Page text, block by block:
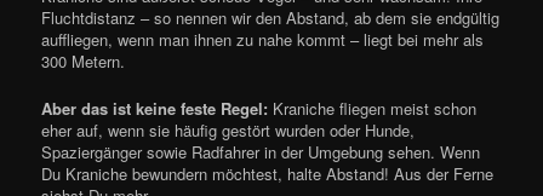
Fluchtdistanz – so nennen wir den Abstand, ab dem sie endgültig
auffliegen, wenn man ihnen zu nahe kommt – liegt bei mehr als
300 Metern.
Aber das ist keine feste Regel: Kraniche fliegen meist schon
eher auf, wenn sie häufig gestört wurden oder Hunde,
Spaziergänger sowie Radfahrer in der Umgebung sehen. Wenn
Du Kraniche bewundern möchtest, halte Abstand! Aus der Ferne